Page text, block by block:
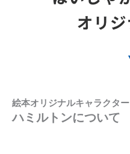
絵本オリジナルキャラクター
ハミルトンについて